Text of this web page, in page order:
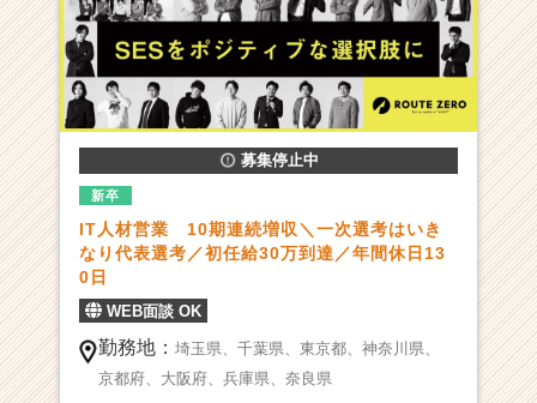
界
に
ツ
ッ
コ
ミ
を。
業
界
闇
を
ロ！
募集停止中
新卒
IT人材営業 10期連続増収＼一次選考はいき
なり代表選考／初任給30万到達／年間休日13
0日
WEB面談 OK
勤務地： 埼玉県、 千葉県、 東京都、 神奈川県、
京都府、 大阪府、 兵庫県、 奈良県